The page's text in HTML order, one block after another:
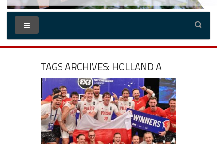
TAGS ARCHIVES: HOLLANDIA